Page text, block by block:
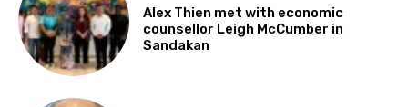
Alex Thien met with economic
counsellor Leigh McCumber in
Sandakan